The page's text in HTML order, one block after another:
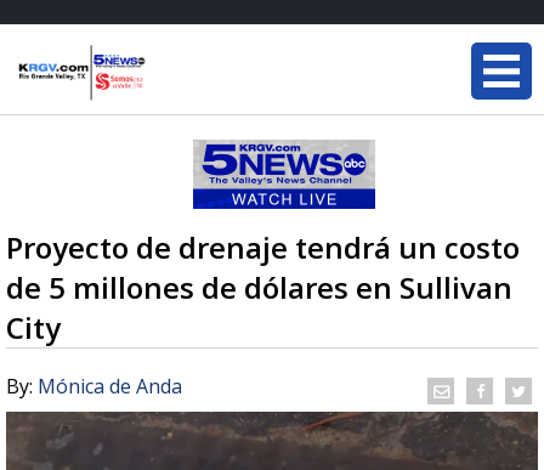
Proyecto de drenaje tendrá un costo
de 5 millones de dólares en Sullivan
City
By: Mónica de Anda